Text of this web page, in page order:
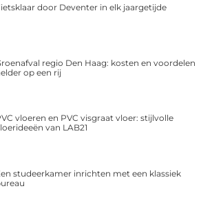
door Deventer in elk jaargetijde
regio Den Haag: kosten en voordelen
op een rij
vloeren en PVC visgraat vloer: stijlvolle
van LAB21
studeerkamer inrichten met een klassiek